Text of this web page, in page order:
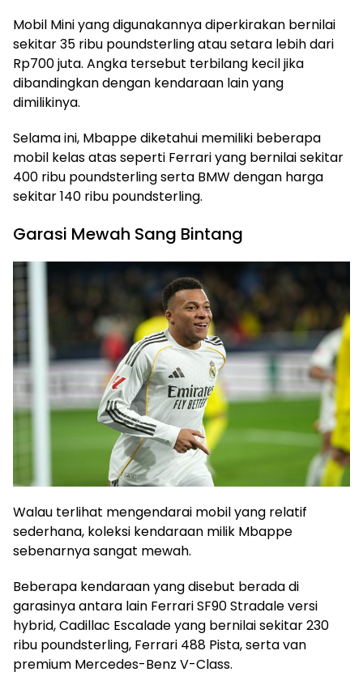
Mobil Mini yang digunakannya diperkirakan bernilai
sekitar 35 ribu poundsterling atau setara lebih dari
Rp700 juta. Angka tersebut terbilang kecil jika
dibandingkan dengan kendaraan lain yang
dimilikinya.
Selama ini, Mbappe diketahui memiliki beberapa
mobil kelas atas seperti Ferrari yang bernilai sekitar
400 ribu poundsterling serta BMW dengan harga
sekitar 140 ribu poundsterling.
Garasi Mewah Sang Bintang
Walau terlihat mengendarai mobil yang relatif
sederhana, koleksi kendaraan milik Mbappe
sebenarnya sangat mewah.
Beberapa kendaraan yang disebut berada di
garasinya antara lain Ferrari SF90 Stradale versi
hybrid, Cadillac Escalade yang bernilai sekitar 230
ribu poundsterling, Ferrari 488 Pista, serta van
premium Mercedes-Benz V-Class.